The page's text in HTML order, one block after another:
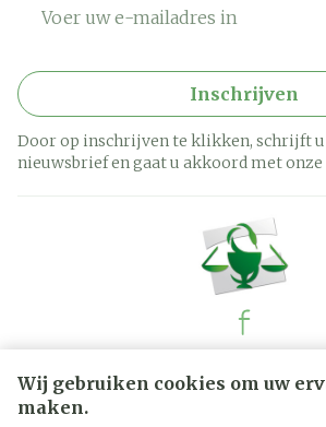
Wij gebruiken cookies om uw
maken.
Inschrijven
Door op inschrijven te klikken, schrijft
nieuwsbrief en gaat u akkoord met onze
Juridische links